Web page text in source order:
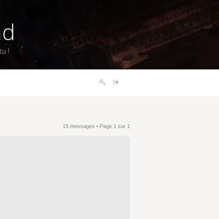
!
15 messages • Page 1 sur 1